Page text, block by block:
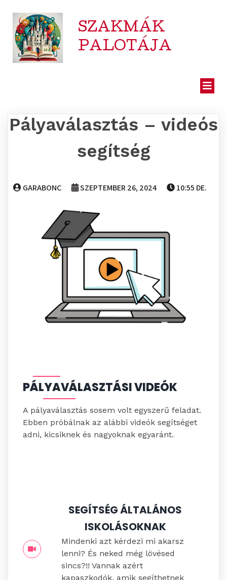
SZAKMÁK
PALOTÁJA
Pályaválasztás – videós
segítség
GARABONC SZEPTEMBER 26, 2024 10:55 DE.
PÁLYAVÁLASZTÁSI VIDEÓK
A pályaválasztás sosem volt egyszerű feladat.
Ebben próbálnak az alábbi videók segítséget
adni, kicsiknek és nagyoknak egyaránt.
SEGÍTSÉG ÁLTALÁNOS
ISKOLÁSOKNAK
Mindenki azt kérdezi mi akarsz
lenni? És neked még lövésed
sincs?!! Vannak azért
kapaszkodók, amik segíthetnek